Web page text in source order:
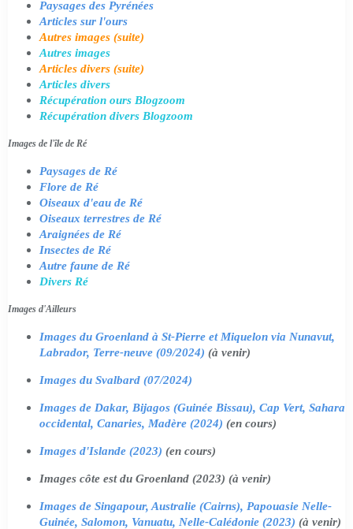
Paysages des Pyrénées
Articles sur l'ours
Autres images (suite)
Autres images
Articles divers (suite)
Articles divers
Récupération ours Blogzoom
Récupération divers Blogzoom
Images de l'île de Ré
Paysages de Ré
Flore de Ré
Oiseaux d'eau de Ré
Oiseaux terrestres de Ré
Araignées de Ré
Insectes de Ré
Autre faune de Ré
Divers Ré
Images d'Ailleurs
Images du Groenland à St-Pierre et Miquelon via Nunavut,
Labrador, Terre-neuve (09/2024) (à venir)
Images du Svalbard (07/2024)
Images de Dakar, Bijagos (Guinée Bissau), Cap Vert, Sahara
occidental, Canaries, Madère (2024) (en cours)
Images d'Islande (2023) (en cours)
Images côte est du Groenland (2023) (à venir)
Images de Singapour, Australie (Cairns), Papouasie Nelle-
Guinée, Salomon, Vanuatu, Nelle-Calédonie (2023) (à venir)